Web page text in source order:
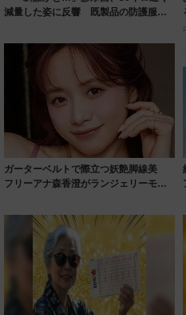
減量した姿に反響 既製品の防護服が
ガーターベルトで際立つ妖艶脚線美
フリーアナ森香澄がランジェリーモデ